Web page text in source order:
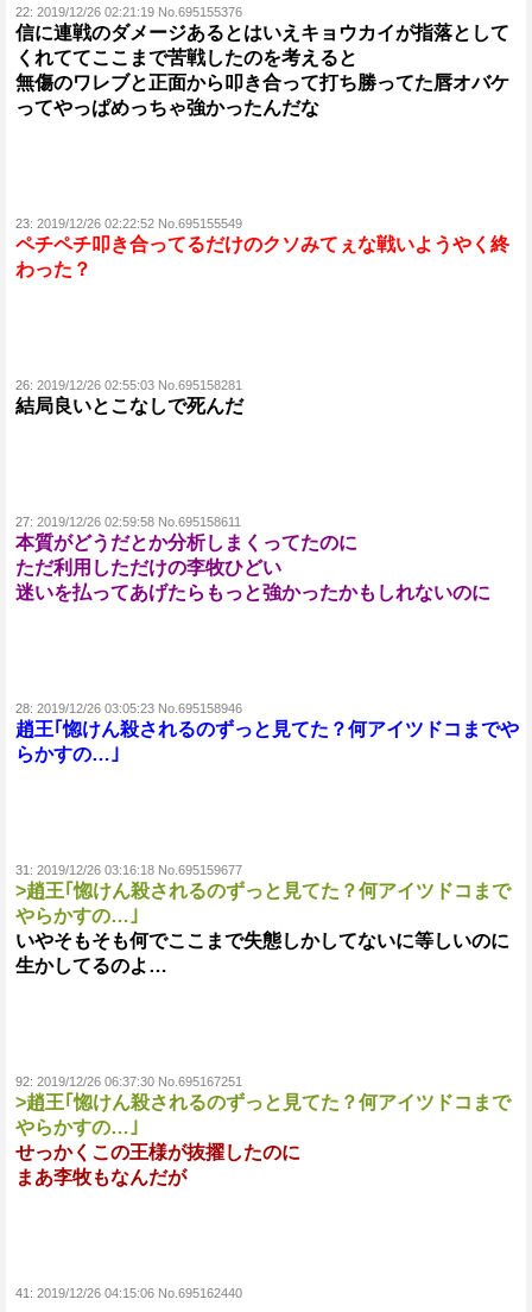
22: 2019/12/26 02:21:19 No.695155376
信に連戦のダメージあるとはいえキョウカイが指落として
くれててここまで苦戦したのを考えると
無傷のワレブと正面から叩き合って打ち勝ってた唇オバケ
ってやっぱめっちゃ強かったんだな
23: 2019/12/26 02:22:52 No.695155549
ペチペチ叩き合ってるだけのクソみてぇな戦いようやく終
わった？
26: 2019/12/26 02:55:03 No.695158281
結局良いとこなしで死んだ
27: 2019/12/26 02:59:58 No.695158611
本質がどうだとか分析しまくってたのに
ただ利用しただけの李牧ひどい
迷いを払ってあげたらもっと強かったかもしれないのに
28: 2019/12/26 03:05:23 No.695158946
趙王｢惚けん殺されるのずっと見てた？何アイツドコまでや
らかすの…｣
31: 2019/12/26 03:16:18 No.695159677
>趙王｢惚けん殺されるのずっと見てた？何アイツドコまで
やらかすの…｣
いやそもそも何でここまで失態しかしてないに等しいのに
生かしてるのよ…
92: 2019/12/26 06:37:30 No.695167251
>趙王｢惚けん殺されるのずっと見てた？何アイツドコまで
やらかすの…｣
せっかくこの王様が抜擢したのに
まあ李牧もなんだが
41: 2019/12/26 04:15:06 No.695162440